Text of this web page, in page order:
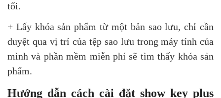
tối.
+ Lấy khóa sản phẩm từ một bản sao lưu, chỉ cần
duyệt qua vị trí của tệp sao lưu trong máy tính của
mình và phần mềm miễn phí sẽ tìm thấy khóa sản
phẩm.
Hướng dẫn cách cài đặt show key plus